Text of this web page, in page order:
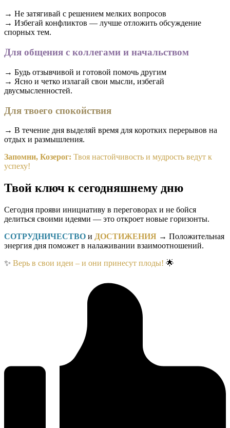
→ Не затягивай с решением мелких вопросов
→ Избегай конфликтов — лучше отложить обсуждение
спорных тем.
Для общения с коллегами и начальством
→ Будь отзывчивой и готовой помочь другим
→ Ясно и четко излагай свои мысли, избегай
двусмысленностей.
Для твоего спокойствия
→ В течение дня выделяй время для коротких перерывов на
отдых и размышления.
Запомни, Козерог: Твоя настойчивость и мудрость ведут к
успеху!
Твой ключ к сегодняшнему дню
Сегодня прояви инициативу в переговорах и не бойся
делиться своими идеями — это откроет новые горизонты.
СОТРУДНИЧЕСТВО и ДОСТИЖЕНИЯ → Положительная
энергия дня поможет в налаживании взаимоотношений.
✨ Верь в свои идеи – и они принесут плоды! 🌟